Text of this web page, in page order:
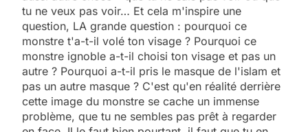
tu ne veux pas voir… Et cela m'inspire une
question, LA grande question : pourquoi ce
monstre t'a-t-il volé ton visage ? Pourquoi ce
monstre ignoble a-t-il choisi ton visage et pas un
autre ? Pourquoi a-t-il pris le masque de l'islam et
pas un autre masque ? C'est qu'en réalité derrière
cette image du monstre se cache un immense
problème, que tu ne sembles pas prêt à regarder